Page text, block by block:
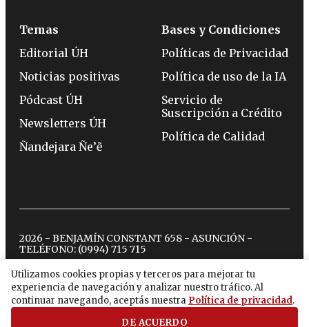
Utilizamos cookies propias y terceros para mejorar tu
experiencia de navegación y analizar nuestro tráfico. Al
continuar navegando, aceptás nuestra Política de privacidad.
DE ACUERDO
Temas
Editorial ÚH
Noticias positivas
Pódcast ÚH
Newsletters ÚH
Ñandejara Ñe’ẽ
Bases y Condiciones
Políticas de Privacidad
Política de uso de la IA
Servicio de
Suscripción a Crédito
Política de Calidad
2026 - BENJAMÍN CONSTANT 658 - ASUNCIÓN -
TELÉFONO: (0994) 715 715
twitterinstagram
facebook
tiktokyoutubespotify